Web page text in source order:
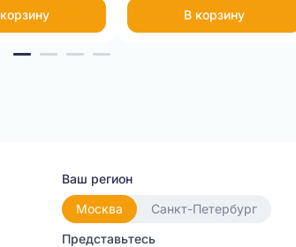
В корзину
Ваш регион
Москва
Санкт-Петербург
Представьтесь